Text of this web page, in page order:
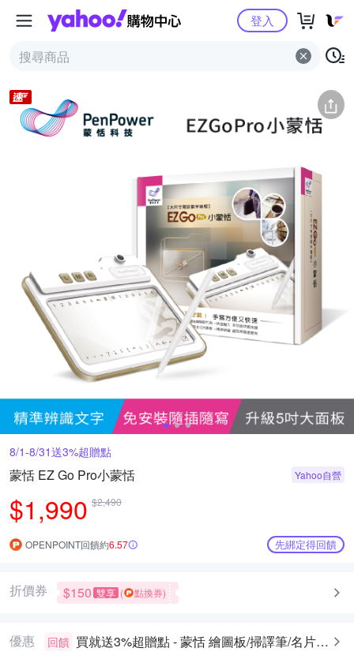
Yahoo購物中心
登入
簡介 評價 (1) 猜你喜歡
8/1-8/31送3%超贈點
蒙恬 EZ Go Pro小蒙恬
$1,990 $2,490
Yahoo自營
OPENPOINT回饋約6.57 先綁定得回饋
折價券 $150 雙享 ( 點換券)
優惠 回饋 買就送3%超贈點 - 蒙恬 繪圖板/掃譯筆/名片王/DocuPencil 觸控筆指定品